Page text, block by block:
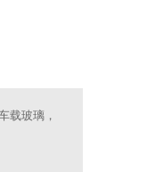
载玻璃，